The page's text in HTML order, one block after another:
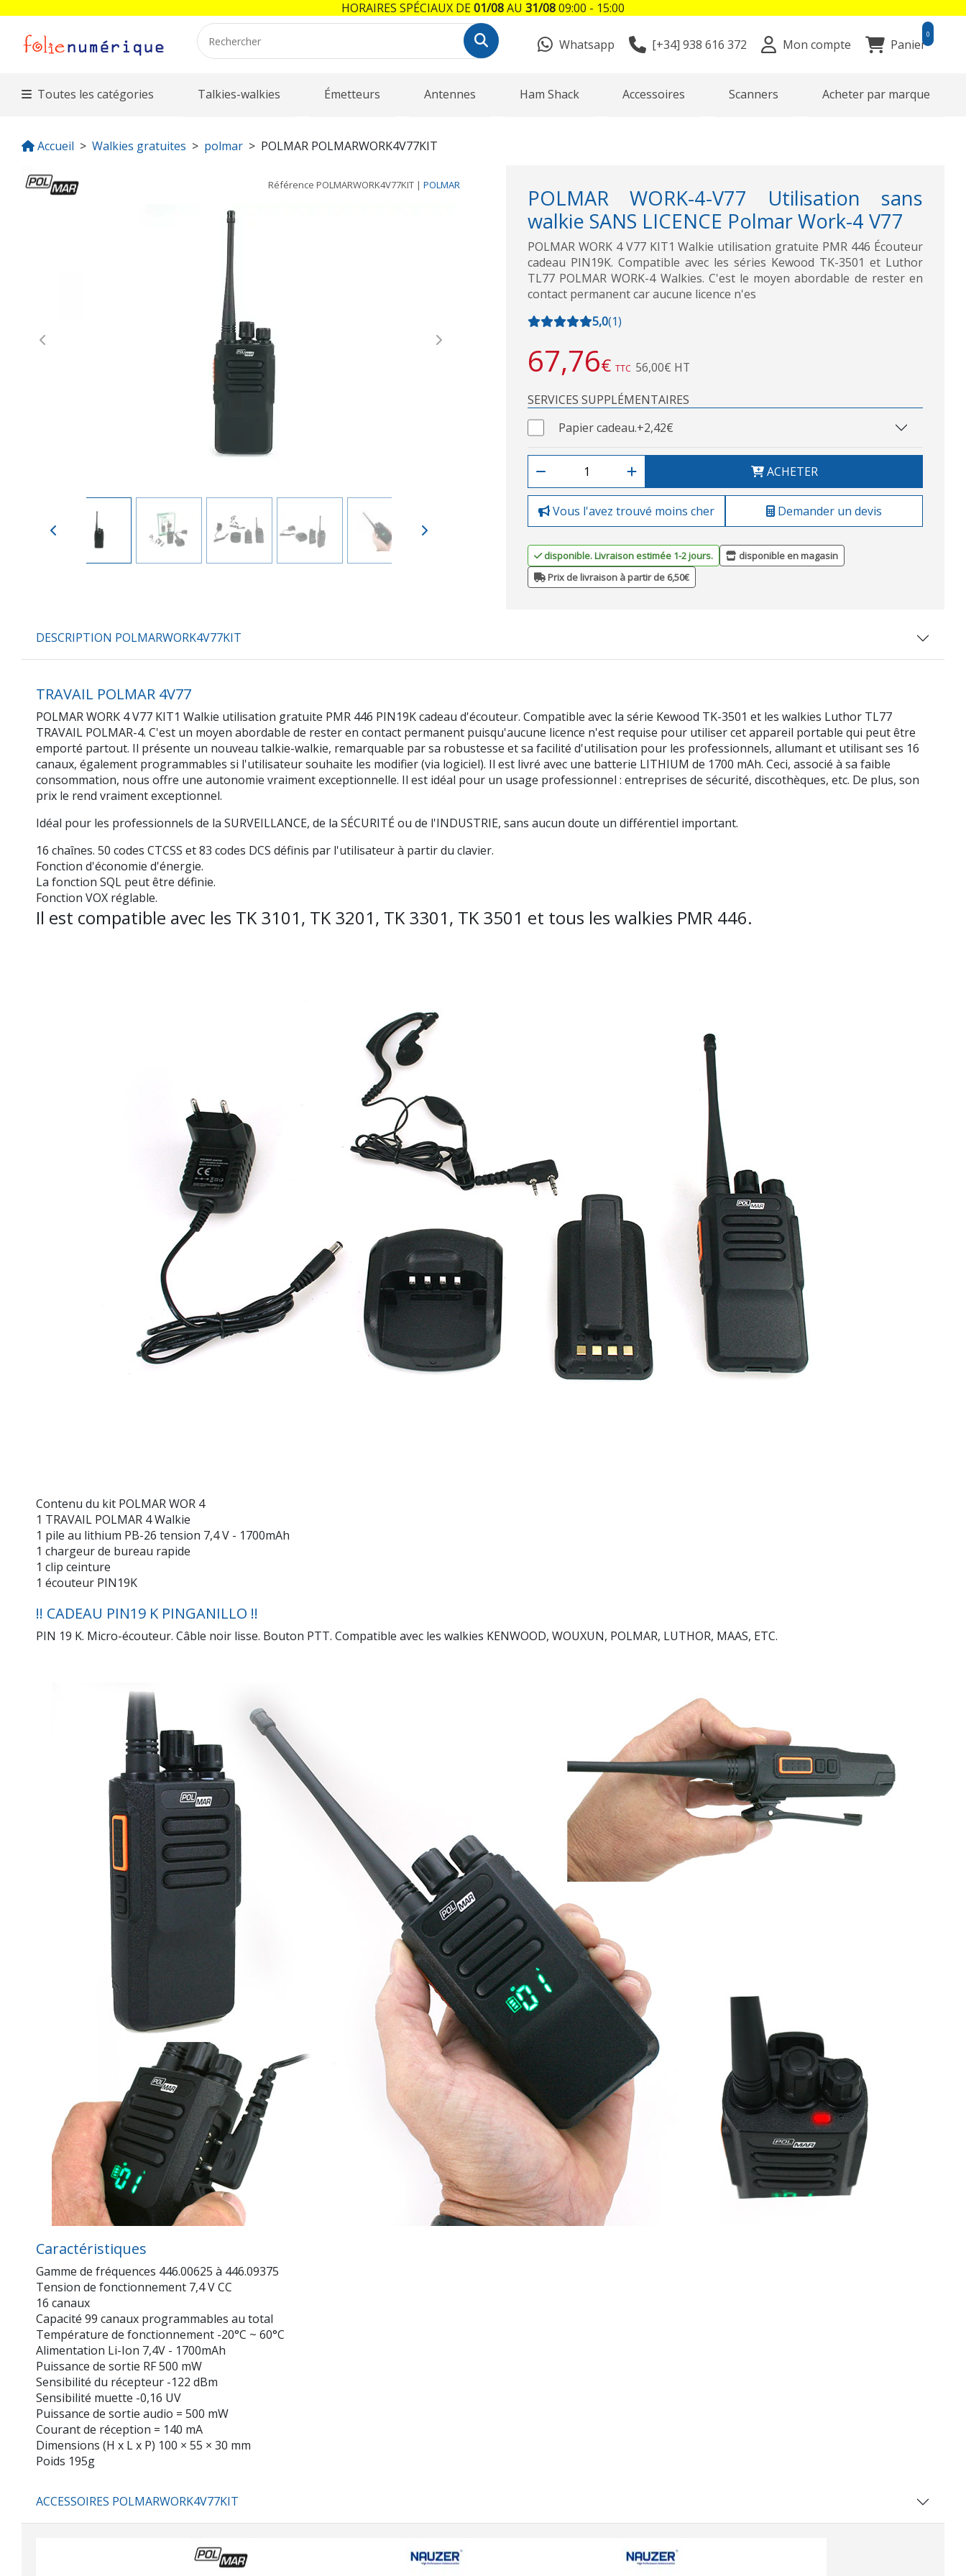
Whatsapp [+34] 938 616 372 Mon compte Panier
0
Toutes les catégories Talkies-walkies Émetteurs Antennes Ham Shack Accessoires Scanners Acheter par marque
Accueil Walkies gratuites polmar POLMAR POLMARWORK4V77KIT
Référence POLMARWORK4V77KIT | POLMAR
Previous Next
POLMAR WORK-4-V77 Utilisation sans
walkie SANS LICENCE Polmar Work-4 V77
POLMAR WORK 4 V77 KIT1 Walkie utilisation gratuite PMR 446 Écouteur
cadeau PIN19K. Compatible avec les séries Kewood TK-3501 et Luthor
TL77 POLMAR WORK-4 Walkies. C'est le moyen abordable de rester en
contact permanent car aucune licence n'es
5,0(1)
67,76€ TTC 56,00€ HT
SERVICES SUPPLÉMENTAIRES
Papier cadeau.+2,42€
ACHETER
Vous l'avez trouvé moins cher Demander un devis
disponible. Livraison estimée 1-2 jours.
disponible en magasin
Prix de livraison à partir de 6,50€
DESCRIPTION POLMARWORK4V77KIT
TRAVAIL POLMAR 4V77
POLMAR WORK 4 V77 KIT1 Walkie utilisation gratuite PMR 446 PIN19K cadeau d'écouteur. Compatible avec la série Kewood TK-3501 et les walkies Luthor TL77
TRAVAIL POLMAR-4. C'est un moyen abordable de rester en contact permanent puisqu'aucune licence n'est requise pour utiliser cet appareil portable qui peut être
emporté partout. Il présente un nouveau talkie-walkie, remarquable par sa robustesse et sa facilité d'utilisation pour les professionnels, allumant et utilisant ses 16
canaux, également programmables si l'utilisateur souhaite les modifier (via logiciel). Il est livré avec une batterie LITHIUM de 1700 mAh. Ceci, associé à sa faible
consommation, nous offre une autonomie vraiment exceptionnelle. Il est idéal pour un usage professionnel : entreprises de sécurité, discothèques, etc. De plus, son
prix le rend vraiment exceptionnel.
Idéal pour les professionnels de la SURVEILLANCE, de la SÉCURITÉ ou de l'INDUSTRIE, sans aucun doute un différentiel important.
16 chaînes. 50 codes CTCSS et 83 codes DCS définis par l'utilisateur à partir du clavier.
Fonction d'économie d'énergie.
La fonction SQL peut être définie.
Fonction VOX réglable.
Il est compatible avec les TK 3101, TK 3201, TK 3301, TK 3501 et tous les walkies PMR 446.
Contenu du kit POLMAR WOR 4
1 TRAVAIL POLMAR 4 Walkie
1 pile au lithium PB-26 tension 7,4 V - 1700mAh
1 chargeur de bureau rapide
1 clip ceinture
1 écouteur PIN19K
!! CADEAU PIN19 K PINGANILLO !!
PIN 19 K. Micro-écouteur. Câble noir lisse. Bouton PTT. Compatible avec les walkies KENWOOD, WOUXUN, POLMAR, LUTHOR, MAAS, ETC.
Caractéristiques
Gamme de fréquences 446.00625 à 446.09375
Tension de fonctionnement 7,4 V CC
16 canaux
Capacité 99 canaux programmables au total
Température de fonctionnement -20°C ~ 60°C
Alimentation Li-Ion 7,4V - 1700mAh
Puissance de sortie RF 500 mW
Sensibilité du récepteur -122 dBm
Sensibilité muette -0,16 UV
Puissance de sortie audio = 500 mW
Courant de réception = 140 mA
Dimensions (H x L x P) 100 × 55 × 30 mm
Poids 195g
ACCESSOIRES POLMARWORK4V77KIT
HORAIRES SPÉCIAUX DE01/08AU 31/0809:00 - 15:00